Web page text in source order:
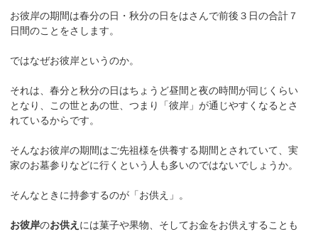
お彼岸の期間は春分の日・秋分の日をはさんで前後３日の合計７
日間のことをさします。
ではなぜお彼岸というのか。
それは、春分と秋分の日はちょうど昼間と夜の時間が同じくらい
となり、この世とあの世、つまり「彼岸」が通じやすくなるとさ
れているからです。
そんなお彼岸の期間はご先祖様を供養する期間とされていて、実
家のお墓参りなどに行くという人も多いのではないでしょうか。
そんなときに持参するのが「お供え」。
お彼岸のお供え には菓子や果物、そしてお金をお供えすることも